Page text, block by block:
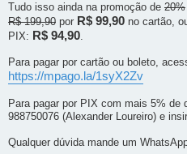
Tudo isso ainda na promoção de 20%
R$ 199,90 por R$ 99,90 no cartão,
PIX: R$ 94,90.
Para pagar por cartão ou boleto,
https://mpago.la/1syX2Zv
Para pagar por PIX com mais 5%
988750076 (Alexander Loureiro) e
Qualquer dúvida mande um